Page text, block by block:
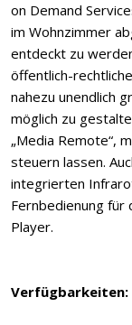
on Demand
im Wohnzimmer
entdeckt zu
öffentlich-
nahezu unendlich
möglich zu
„Media Remote“,
steuern lassen.
integrierten
Fernbedienung für
Player.
Verfügbarkeiten: